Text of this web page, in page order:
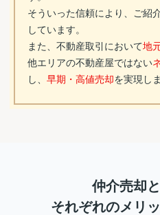
そういった信頼により、ご紹
しています。
また、不動産取引において地
他エリアの不動産屋ではない
し、 早期・高値売却を実現し
仲介売却
それぞれのメリ